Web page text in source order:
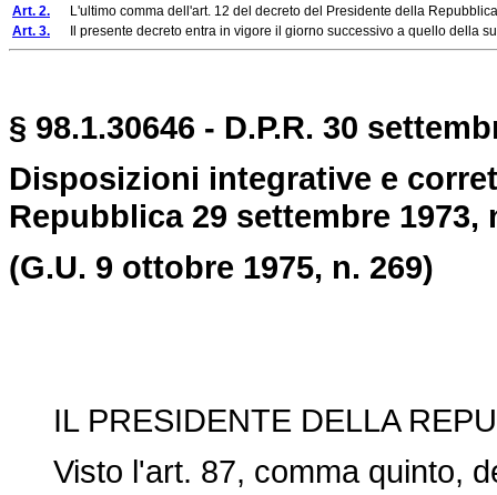
Art. 2. L'ultimo comma dell'art. 12 del decreto del Presidente della
Art. 3. Il presente decreto entra in vigore il giorno successivo a quello della
§ 98.1.30646 - D.P.R. 30
Disposizioni integrative e
Repubblica 29 settembre 1973,
(G.U. 9 ottobre 1975, n. 269)
IL PRESIDENTE DELLA
Visto l'art. 87, comma quinto,